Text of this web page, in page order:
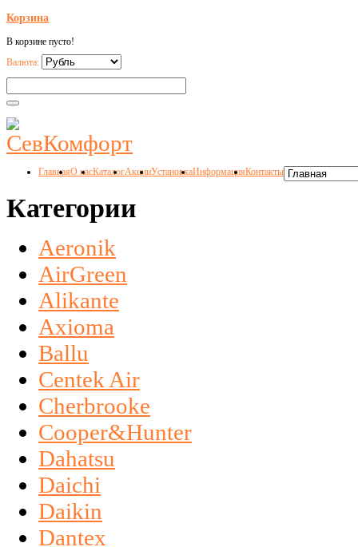
Корзина
В корзине пусто!
Валюта:
ГлавнаяО насКаталогАкцииУстановкаИнформацияКонтакты
Категории
Aeronik
AirGreen
Alikante
Axioma
Ballu
Centek Air
Cherbrooke
Cooper&Hunter
Dahatsu
Daichi
Daikin
Dantex